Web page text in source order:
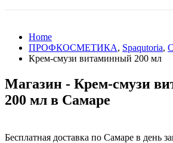
Home
ПРОФКОСМЕТИКА, Spaqutoria,
Крем-смузи витаминный 200 мл
Магазин - Крем-смузи
200 мл в Самаре
Бесплатная доставка по Самаре в день